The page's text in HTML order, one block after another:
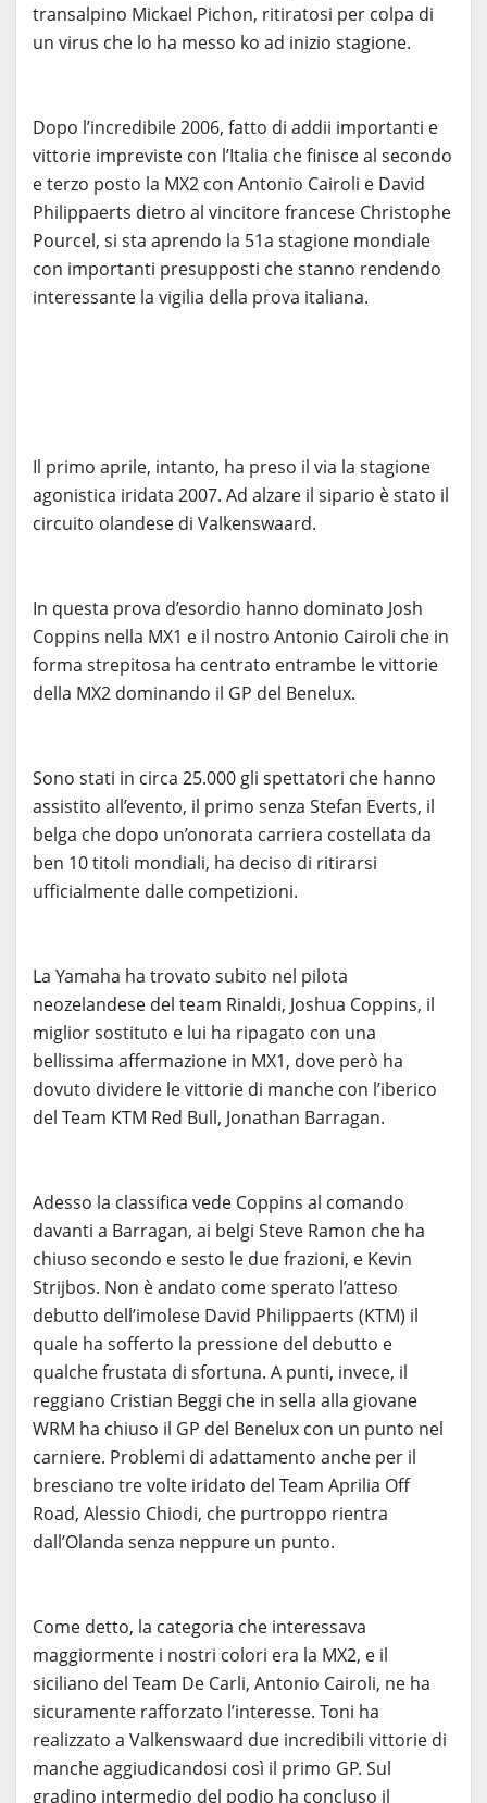
transalpino Mickael Pichon, ritiratosi per colpa di
un virus che lo ha messo ko ad inizio stagione.
Dopo l’incredibile 2006, fatto di addii importanti e
vittorie impreviste con l’Italia che finisce al secondo
e terzo posto la MX2 con Antonio Cairoli e David
Philippaerts dietro al vincitore francese Christophe
Pourcel, si sta aprendo la 51a stagione mondiale
con importanti presupposti che stanno rendendo
interessante la vigilia della prova italiana.
Il primo aprile, intanto, ha preso il via la stagione
agonistica iridata 2007. Ad alzare il sipario è stato il
circuito olandese di Valkenswaard.
In questa prova d’esordio hanno dominato Josh
Coppins nella MX1 e il nostro Antonio Cairoli che in
forma strepitosa ha centrato entrambe le vittorie
della MX2 dominando il GP del Benelux.
Sono stati in circa 25.000 gli spettatori che hanno
assistito all’evento, il primo senza Stefan Everts, il
belga che dopo un’onorata carriera costellata da
ben 10 titoli mondiali, ha deciso di ritirarsi
ufficialmente dalle competizioni.
La Yamaha ha trovato subito nel pilota
neozelandese del team Rinaldi, Joshua Coppins, il
miglior sostituto e lui ha ripagato con una
bellissima affermazione in MX1, dove però ha
dovuto dividere le vittorie di manche con l’iberico
del Team KTM Red Bull, Jonathan Barragan.
Adesso la classifica vede Coppins al comando
davanti a Barragan, ai belgi Steve Ramon che ha
chiuso secondo e sesto le due frazioni, e Kevin
Strijbos. Non è andato come sperato l’atteso
debutto dell’imolese David Philippaerts (KTM) il
quale ha sofferto la pressione del debutto e
qualche frustata di sfortuna. A punti, invece, il
reggiano Cristian Beggi che in sella alla giovane
WRM ha chiuso il GP del Benelux con un punto nel
carniere. Problemi di adattamento anche per il
bresciano tre volte iridato del Team Aprilia Off
Road, Alessio Chiodi, che purtroppo rientra
dall’Olanda senza neppure un punto.
Come detto, la categoria che interessava
maggiormente i nostri colori era la MX2, e il
siciliano del Team De Carli, Antonio Cairoli, ne ha
sicuramente rafforzato l’interesse. Toni ha
realizzato a Valkenswaard due incredibili vittorie di
manche aggiudicandosi così il primo GP. Sul
gradino intermedio del podio ha concluso il